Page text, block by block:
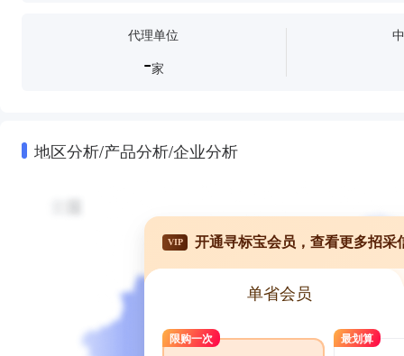
代理单位
-家
地区分析/产品分析/企业分析
VIP 开通寻标宝会员，查看更多招采
单省会员
限购一次 最划算